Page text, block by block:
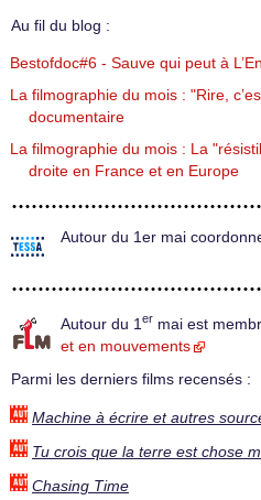
Au fil du blog :
Bestofdoc#6 - Sauve qui peut à
La filmographie du mois : "Rire,
documentaire
La filmographie du mois : La
droite en France et en Europe
Autour du 1er mai
Autour du 1 er mai est
et en mouvements
Parmi les derniers films recensés :
Machine à écrire et autres
Tu crois que la terre est chose
Chasing Time